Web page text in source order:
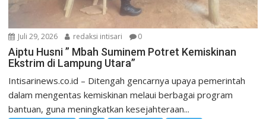
Juli 29, 2026 redaksi intisari 0
Aiptu Husni ” Mbah Suminem Potret Kemiskinan
Ekstrim di Lampung Utara”
Intisarinews.co.id – Ditengah gencarnya upaya pemerintah
dalam mengentas kemiskinan melaui berbagai program
bantuan, guna meningkatkan kesejahteraan...